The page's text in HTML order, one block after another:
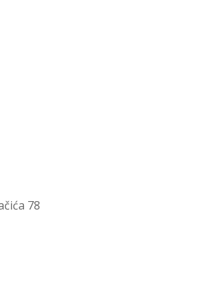
78